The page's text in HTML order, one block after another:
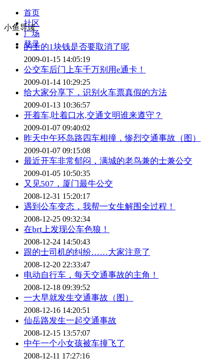
首页
社区
广场
登录
小鱼导读
的士的1块钱是否要取消了呢
2009-01-15 14:05:19
公交车后门上车千万别用e通卡！
2009-01-14 10:29:25
给大家分享下，识别火车票真假的方法
2009-01-13 10:36:57
开着车,吐着口水,交通文明谁来遵守？
2009-01-07 09:40:02
昨天中午环岛路四车相撞，惨烈交通事故（图）
2009-01-07 09:15:08
最近开车非常郁闷，满城的老鸟兼的士兼公交
2009-01-05 10:50:35
又见507，厦门最牛公交
2008-12-31 15:20:17
遇到公车变态，我帮一女生解围全过程！
2008-12-25 09:32:34
在brt上发现公车色狼！
2008-12-24 14:50:43
跟的士司机的纠纷……大家注意了
2008-12-20 22:33:47
电动自行车，每天交通事故的主角！
2008-12-18 09:39:52
一大早就发生交通事故（图）
2008-12-16 14:20:51
仙岳路发生一起交通事故
2008-12-15 13:57:07
中午一个小女孩被车撞飞了
2008-12-11 17:27:16